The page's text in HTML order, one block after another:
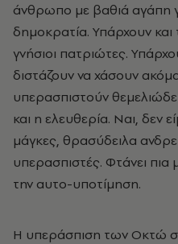
άνθρωπο με βαθιά αγάπη
δημοκρατία. Υπάρχουν και
γνήσιοι πατριώτες.
διστάζουν να χάσουν
υπερασπιστούν
και η ελευθερία. Ναι, δεν
μάγκες, θρασύδειλα
υπερασπιστές. Φτάνει
την αυτο-υποτίμηση.
Η υπεράσπιση των Οκτώ